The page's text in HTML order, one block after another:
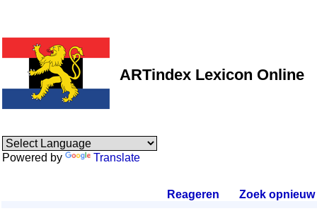
ARTindex Lexicon Online
Powered by Translate
Reageren Zoek opnieuw.